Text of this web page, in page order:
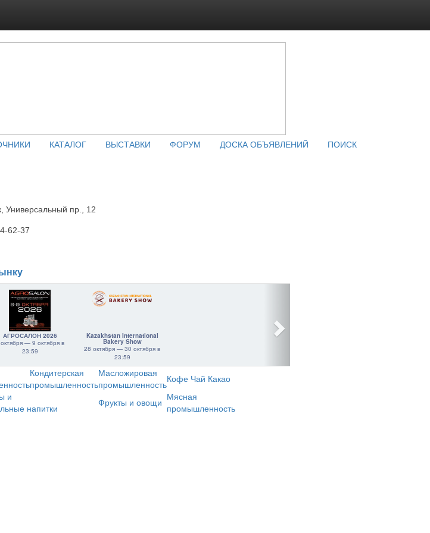
КАТАЛОГ ВЫСТАВКИ ФОРУМ ДОСКА ОБЪЯВЛЕНИЙ
ПОИСК
Универсальный пр., 12
62-37
АГРОСАЛОН 2026
— 9 октября в
23:59
Kazakhstan International
Bakery Show
28 октября — 30 октября в
23:59
Кондитерская
промышленность
Масложировая
промышленностьКофе Чай Какао
и
напитки
Фрукты и овощи Мясная
промышленность